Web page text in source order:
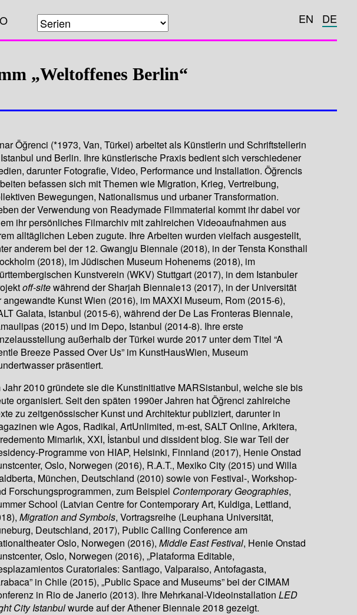
EN DE
„Weltoffenes Berlin“
Öğrenci (*1973, Van, Türkei) arbeitet als Künstlerin und Schriftstellerin
und Berlin. Ihre künstlerische Praxis bedient sich verschiedener
darunter Fotografie, Video, Performance und Installation. Öğrencis
befassen sich mit Themen wie Migration, Krieg, Vertreibung,
Bewegungen, Nationalismus und urbaner Transformation.
der Verwendung von Readymade Filmmaterial kommt ihr dabei vor
ihr persönliches Filmarchiv mit zahlreichen Videoaufnahmen aus
alltäglichen Leben zugute. Ihre Arbeiten wurden vielfach ausgestellt,
anderem bei der 12. Gwangju Biennale (2018), in der Tensta Konsthall
(2018), im Jüdischen Museum Hohenems (2018), im
Kunstverein (WKV) Stuttgart (2017), in dem Istanbuler
off-sitewährend der Sharjah Biennale13 (2017), in der Universität
angewandte Kunst Wien (2016), im MAXXI Museum, Rom (2015-6),
Galata, Istanbul (2015-6), während der De Las Fronteras Biennale,
(2015) und im Depo, Istanbul (2014-8). Ihre erste
außerhalb der Türkei wurde 2017 unter dem Titel “A
Breeze Passed Over Us” im KunstHausWien, Museum
präsentiert.
Jahr 2010 gründete sie die Kunstinitiative MARSistanbul, welche sie bis
organisiert. Seit den späten 1990er Jahren hat Öğrenci zahlreiche
zu zeitgenössischer Kunst und Architektur publiziert, darunter in
wie Agos, Radikal, ArtUnlimited, m-est, SALT Online, Arkitera,
Mimarlık, XXI, İstanbul und dissident blog. Sie war Teil der
Programme von HIAP, Helsinki, Finnland (2017), Henie Onstad
Oslo, Norwegen (2016), R.A.T., Mexiko City (2015) und Willa
München, Deutschland (2010) sowie von Festival-, Workshop-
Forschungsprogrammen, zum Beispiel Contemporary Geographies,
School (Latvian Centre for Contemporary Art, Kuldiga, Lettland,
Migration and Symbols, Vortragsreihe (Leuphana Universität,
Deutschland, 2017), Public Calling Conference am
Oslo, Norwegen (2016), Middle East Festival, Henie Onstad
Oslo, Norwegen (2016), „Plataforma Editable,
Curatoriales: Santiago, Valparaiso, Antofagasta,
in Chile (2015), „Public Space and Museums” bei der CIMAM
in Rio de Janerio (2013). Ihre Mehrkanal-Videoinstallation LED
City Istanbulwurde auf der Athener Biennale 2018 gezeigt.